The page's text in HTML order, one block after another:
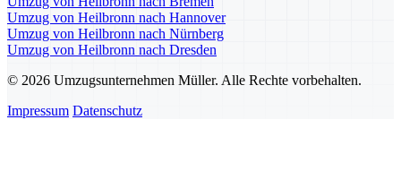
Umzug von Heilbronn nach Hannover
Umzug von Heilbronn nach Nürnberg
Umzug von Heilbronn nach Dresden
© 2026 Umzugsunternehmen Müller. Alle Rechte vorbehalten.
Impressum Datenschutz